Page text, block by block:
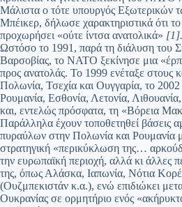
Μάλιστα ο τότε υπουργός Eξωτερικών
Μπέικερ, δήλωσε χαρακτηριστικά ότι
προχωρήσει «ούτε ίντσα ανατολικά» [1].
Ωστόσο το 1991, παρά τη διάλυση του
Βαρσοβίας, το ΝΑΤΟ ξεκίνησε μια
προς ανατολάς. Το 1999 ενέταξε στους
Πολωνία, Τσεχία και Ουγγαρία, το
Ρουμανία, Εσθονία, Λετονία,
και, εντελώς πρόσφατα, τη «Βόρεια
Παράλληλα έχουν τοποθετηθεί βάσεις
πυραύλων στην Πολωνία και Ρουμανία
στρατηγική «περικύκλωση της…
την ευρωπαϊκή περιοχή, αλλά κι άλλες
της, όπως Αλάσκα, Ιαπωνία, Νότια
(Ουζμπεκιστάν κ.α.), ενώ επιδιώκει
Ουκρανίας σε ορμητήριο ενός